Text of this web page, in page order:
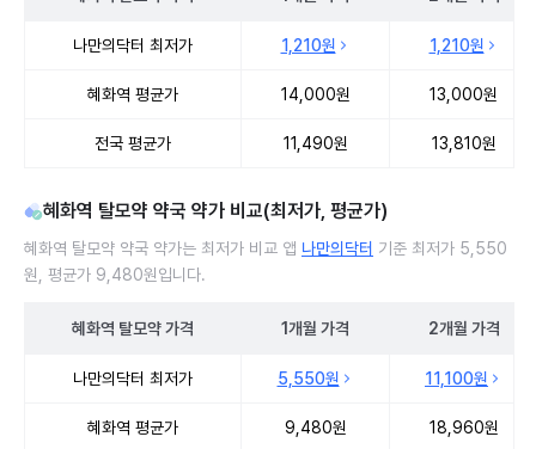
나만의닥터 최저가 1,210원 1,210원
혜화역 평균가 14,000원 13,000원
전국 평균가 11,490원 13,810원
혜화역 탈모약 약국 약가 비교(최저가, 평균가)
혜화역 탈모약 약국 약가는 최저가 비교 앱 나만의닥터 기준 최저가 5,550
원, 평균가 9,480원입니다.
혜화역 탈모약가격 1개월 가격 2개월 가격
나만의닥터 최저가 5,550원 11,100원
혜화역 평균가 9,480원 18,960원